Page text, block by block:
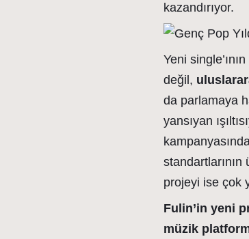
kazandırıyor.
Yeni
değil,
da parlamaya
yansıyan
projeyi ise çok
Fulin’in yeni
müzik